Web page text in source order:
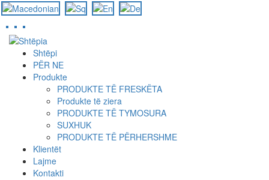
Skip
content
Shtëpi
PËR NE
Produkte
PRODUKTE TË FRESKËTA
Produkte të ziera
PRODUKTE TË TYMOSURA
SUXHUK
PRODUKTE TË PËRHERSHME
Klientët
Lajme
Kontakti